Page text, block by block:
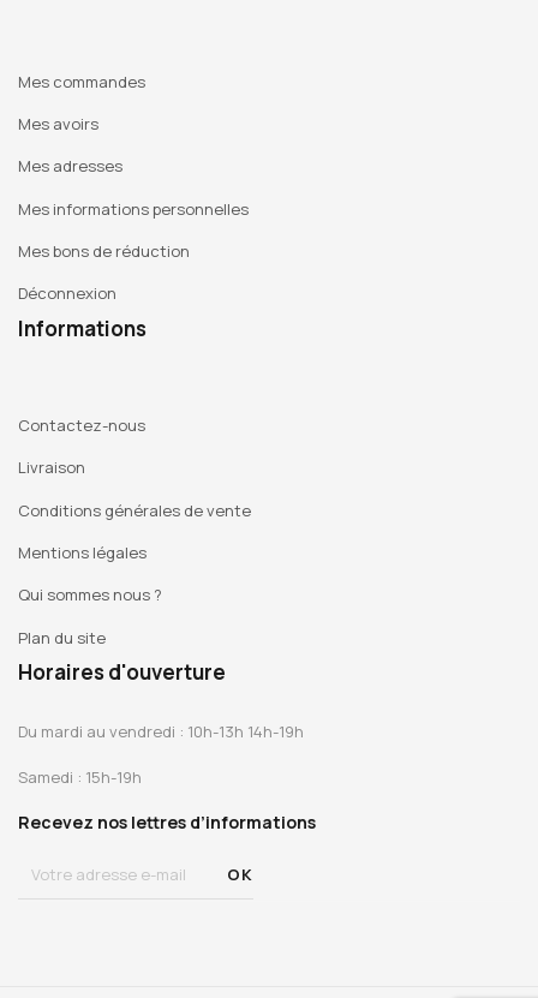
Mes commandes
Mes avoirs
Mes adresses
Mes informations personnelles
Mes bons de réduction
Déconnexion
Informations
Contactez-nous
Livraison
Conditions générales de vente
Mentions légales
Qui sommes nous ?
Plan du site
Horaires d'ouverture
Du mardi au vendredi : 10h-13h 14h-19h
Samedi : 15h-19h
Recevez nos lettres d’informations